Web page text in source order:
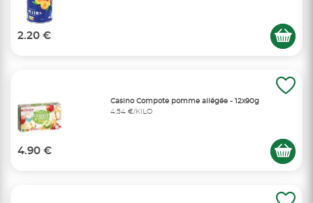
2.20 €
Casino Compote pomme allégée - 12x90g
4,54 €/KILO
4.90 €